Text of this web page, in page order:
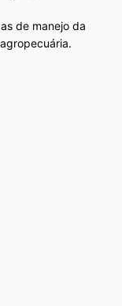
de manejo da